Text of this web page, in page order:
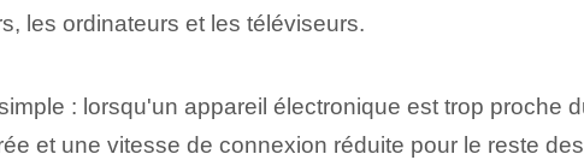
les ordinateurs et les téléviseurs.
: lorsqu'un appareil électronique est trop proche
et une vitesse de connexion réduite pour le reste